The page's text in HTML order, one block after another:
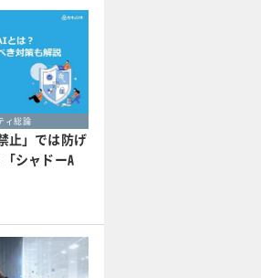
ィ総論
止」では防げ
シャドーA